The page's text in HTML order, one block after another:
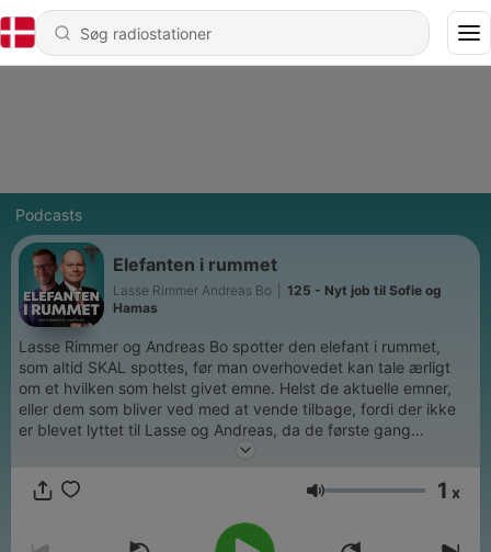
Podcasts
Elefanten i rummet
Lasse Rimmer Andreas Bo
125 - Nyt job til Sofie og
Hamas
Lasse Rimmer og Andreas Bo spotter den elefant i rummet,
som altid SKAL spottes, før man overhovedet kan tale ærligt
om et hvilken som helst givet emne. Helst de aktuelle emner,
eller dem som bliver ved med at vende tilbage, fordi der ikke
er blevet lyttet til Lasse og Andreas, da de første gang
spottede elefanten. Og uanset hvad emnet er - så må der
Lydstyrke 1 x